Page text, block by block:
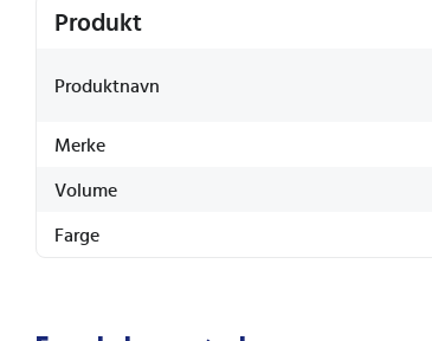
Produkt
Produktnavn
Merke
Volume
Farge